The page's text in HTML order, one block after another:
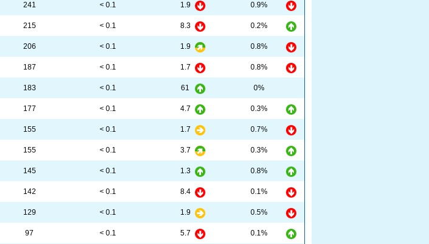
241 < 0.1 1.9 0.9%
215 < 0.1 8.3 0.2%
206 < 0.1 1.9 0.8%
187 < 0.1 1.7 0.8%
183 < 0.1 61 0%
177 < 0.1 4.7 0.3%
155 < 0.1 1.7 0.7%
155 < 0.1 3.7 0.3%
145 < 0.1 1.3 0.8%
142 < 0.1 8.4 0.1%
129 < 0.1 1.9 0.5%
97 < 0.1 5.7 0.1%